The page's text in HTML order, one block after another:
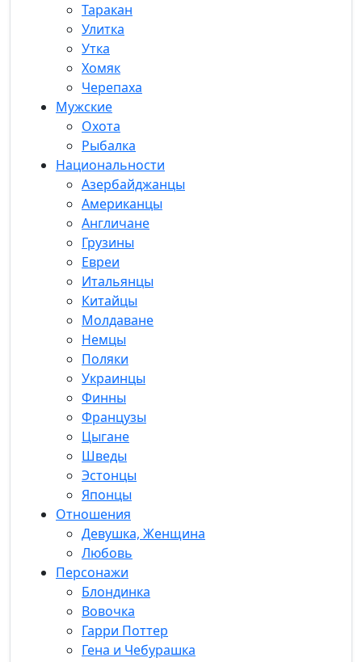
Таракан
Улитка
Утка
Хомяк
Черепаха
Мужские
Охота
Рыбалка
Национальности
Азербайджанцы
Американцы
Англичане
Грузины
Евреи
Итальянцы
Китайцы
Молдаване
Немцы
Поляки
Украинцы
Финны
Французы
Цыгане
Шведы
Эстонцы
Японцы
Отношения
Девушка, Женщина
Любовь
Персонажи
Блондинка
Вовочка
Гарри Поттер
Гена и Чебурашка